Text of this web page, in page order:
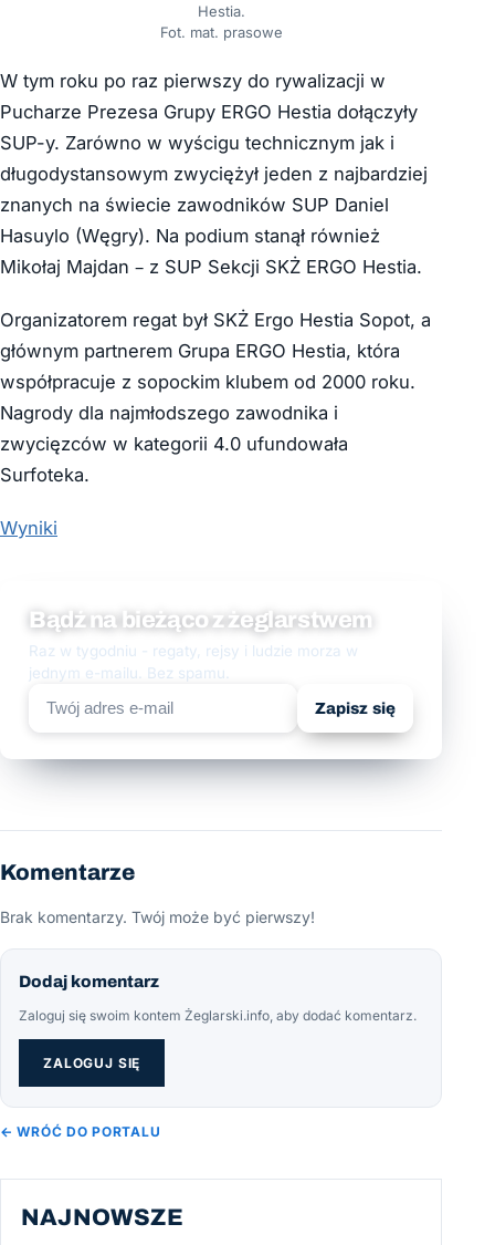
Hestia.
Fot. mat. prasowe
W tym roku po raz pierwszy do rywalizacji w
Pucharze Prezesa Grupy ERGO Hestia dołączyły
SUP-y. Zarówno w wyścigu technicznym jak i
długodystansowym zwyciężył jeden z najbardziej
znanych na świecie zawodników SUP Daniel
Hasuylo (Węgry). Na podium stanął również
Mikołaj Majdan – z SUP Sekcji SKŻ ERGO Hestia.
Organizatorem regat był SKŻ Ergo Hestia Sopot, a
głównym partnerem Grupa ERGO Hestia, która
współpracuje z sopockim klubem od 2000 roku.
Nagrody dla najmłodszego zawodnika i
zwycięzców w kategorii 4.0 ufundowała
Surfoteka.
Wyniki
Bądź na bieżąco z żeglarstwem
Raz w tygodniu - regaty, rejsy i ludzie morza w
jednym e-mailu. Bez spamu.
Zapisz się
Komentarze
Brak komentarzy. Twój może być pierwszy!
Dodaj komentarz
Zaloguj się swoim kontem Żeglarski.info, aby dodać komentarz.
ZALOGUJ SIĘ
← WRÓĆ DO PORTALU
NAJNOWSZE